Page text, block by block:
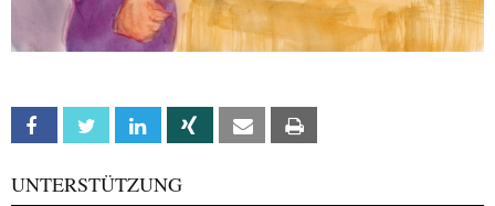
Facebook Twitter Linkedin Xing Email
UNTERSTÜTZUNG